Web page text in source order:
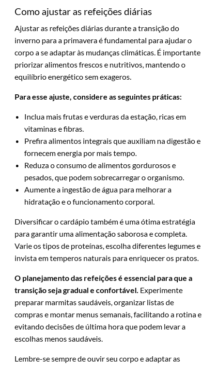
Como ajustar as refeições diárias
Ajustar as refeições diárias durante a transição do
inverno para a primavera é fundamental para ajudar o
corpo a se adaptar às mudanças climáticas. É importante
priorizar alimentos frescos e nutritivos, mantendo o
equilíbrio energético sem exageros.
Para esse ajuste, considere as seguintes práticas:
Inclua mais frutas e verduras da estação, ricas em
vitaminas e fibras.
Prefira alimentos integrais que auxiliam na digestão e
fornecem energia por mais tempo.
Reduza o consumo de alimentos gordurosos e
pesados, que podem sobrecarregar o organismo.
Aumente a ingestão de água para melhorar a
hidratação e o funcionamento corporal.
Diversificar o cardápio também é uma ótima estratégia
para garantir uma alimentação saborosa e completa.
Varie os tipos de proteínas, escolha diferentes legumes e
invista em temperos naturais para enriquecer os pratos.
O planejamento das refeições é essencial para que a
transição seja gradual e confortável. Experimente
preparar marmitas saudáveis, organizar listas de
compras e montar menus semanais, facilitando a rotina e
evitando decisões de última hora que podem levar a
escolhas menos saudáveis.
Lembre-se sempre de ouvir seu corpo e adaptar as